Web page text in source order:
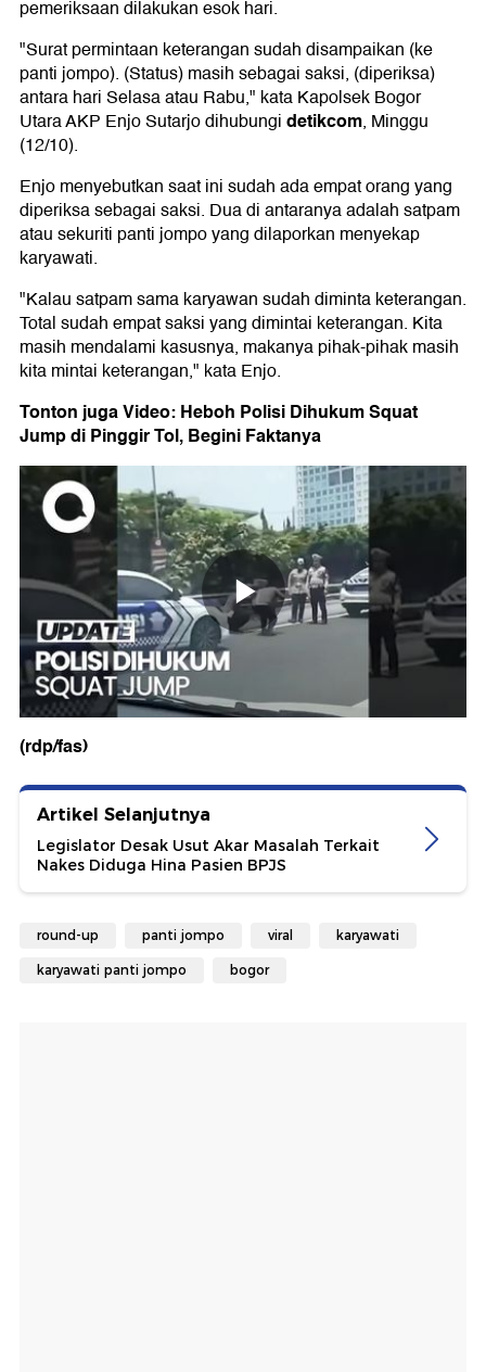
pemeriksaan dilakukan esok hari.
"Surat permintaan keterangan sudah disampaikan (ke
panti jompo). (Status) masih sebagai saksi, (diperiksa)
antara hari Selasa atau Rabu," kata Kapolsek Bogor
Utara AKP Enjo Sutarjo dihubungidetikcom, Minggu
(12/10).
Enjo menyebutkan saat ini sudah ada empat orang yang
diperiksa sebagai saksi. Dua di antaranya adalah satpam
atau sekuriti panti jompo yang dilaporkan menyekap
karyawati.
"Kalau satpam sama karyawan sudah diminta keterangan.
Total sudah empat saksi yang dimintai keterangan. Kita
masih mendalami kasusnya, makanya pihak-pihak masih
kita mintai keterangan," kata Enjo.
Tonton juga Video: Heboh Polisi Dihukum Squat
Jump di Pinggir Tol, Begini Faktanya
(rdp/fas)
Artikel Selanjutnya
Legislator Desak Usut Akar Masalah Terkait
Nakes Diduga Hina Pasien BPJS
round-up panti jompo viral karyawati
karyawati panti jompo bogor